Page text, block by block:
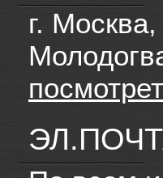
г. Москва,